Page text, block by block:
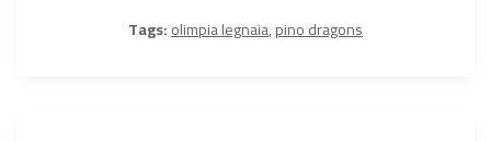
Tags:olimpia legnaia,pino dragons